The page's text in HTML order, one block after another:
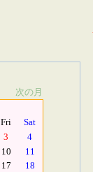
次の月
Fri
Sat
3
4
10
11
17
18